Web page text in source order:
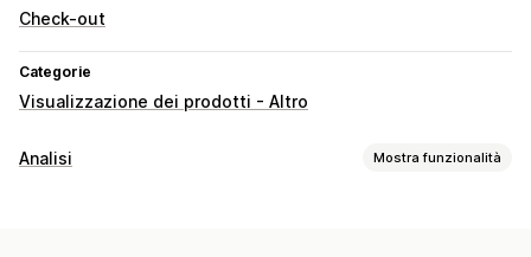
Check-out
Categorie
Visualizzazione dei prodotti - Altro
Analisi Mostra funzionalità